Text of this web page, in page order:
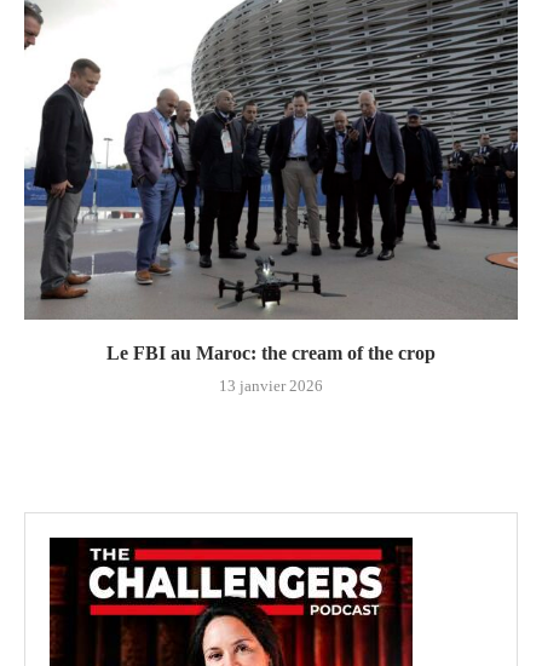
Le FBI au Maroc: the cream of the crop
13 janvier 2026